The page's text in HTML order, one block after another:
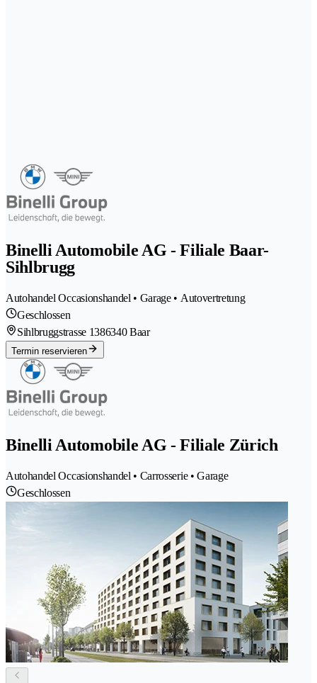
Binelli Automobile AG - Filiale Baar-
Sihlbrugg
Autohandel Occasionshandel • Garage • Autovertretung
Geschlossen
Sihlbruggstrasse 1386340 Baar
Termin reservieren
Binelli Automobile AG - Filiale Zürich
Autohandel Occasionshandel • Carrosserie • Garage
Geschlossen